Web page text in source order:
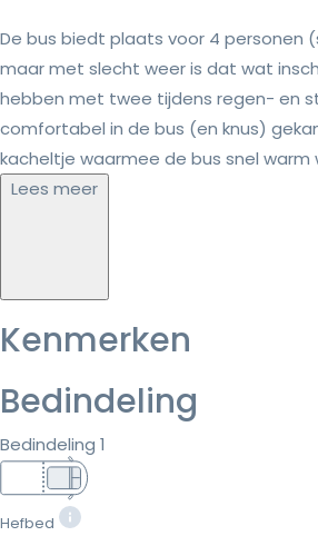
De bus biedt plaats voor 4 personen
maar met slecht weer is dat wat
hebben met twee tijdens regen- en
comfortabel in de bus (en knus)
kacheltje waarmee de bus snel warm
Lees meer
Kenmerken
Bedindeling
Bedindeling 1
Hefbed